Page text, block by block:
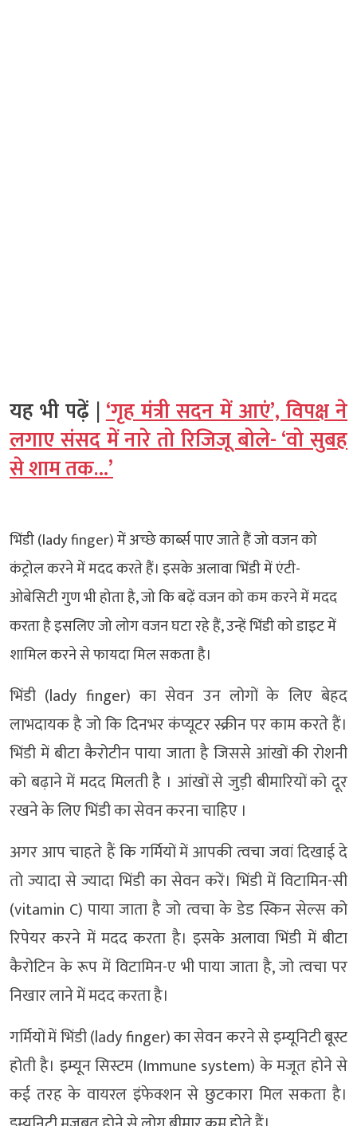
यह भी पढ़ें |‘गृह मंत्री सदन में आएं’, विपक्ष ने
लगाए संसद में नारे तो रिजिजू बोले- ‘वो सुबह
से शाम तक…’
भिंडी (lady finger) में अच्छे कार्ब्स पाए जाते हैं जो वजन को
कंट्रोल करने में मदद करते हैं। इसके अलावा भिंडी में एंटी-
ओबेसिटी गुण भी होता है, जो कि बढ़ें वजन को कम करने में मदद
करता है इसलिए जो लोग वजन घटा रहे हैं, उन्हें भिंडी को डाइट में
शामिल करने से फायदा मिल सकता है।
भिंडी (lady finger) का सेवन उन लोगों के लिए बेहद
लाभदायक है जो कि दिनभर कंप्यूटर स्क्रीन पर काम करते हैं।
भिंडी में बीटा कैरोटीन पाया जाता है जिससे आंखों की रोशनी
को बढ़ाने में मदद मिलती है । आंखों से जुड़ी बीमारियों को दूर
रखने के लिए भिंडी का सेवन करना चाहिए ।
अगर आप चाहते हैं कि गर्मियों में आपकी त्वचा जवां दिखाई दे
तो ज्यादा से ज्यादा भिंडी का सेवन करें। भिंडी में विटामिन-सी
(vitamin C) पाया जाता है जो त्वचा के डेड स्किन सेल्स को
रिपेयर करने में मदद करता है। इसके अलावा भिंडी में बीटा
कैरोटिन के रूप में विटामिन-ए भी पाया जाता है, जो त्वचा पर
निखार लाने में मदद करता है।
गर्मियों में भिंडी (lady finger) का सेवन करने से इम्यूनिटी बूस्ट
होती है। इम्यून सिस्टम (Immune system) के मजूत होने से
कई तरह के वायरल इंफेक्शन से छुटकारा मिल सकता है।